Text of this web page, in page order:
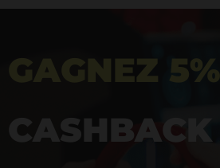
GAGNEZ 5%
CASHBACK